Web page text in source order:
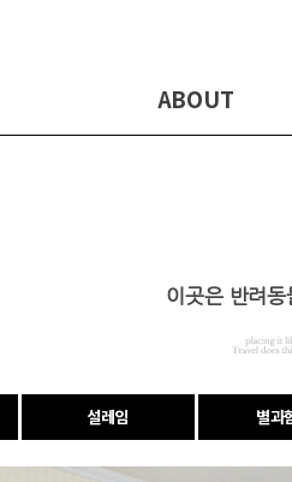
ABOUT
이곳은 반려
설레임 별과